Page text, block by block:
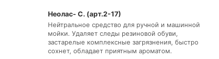
Неолас- С. (арт.2-17)
Нейтральное средство для ручной и машинной
мойки. Удаляет следы резиновой обуви,
застарелые комплексные загрязнения, быстро
сохнет, обладает приятным ароматом.